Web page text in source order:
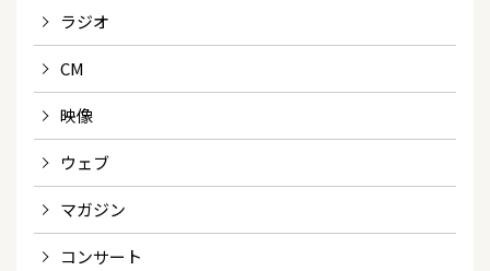
ラジオ
CM
映像
ウェブ
マガジン
コンサート